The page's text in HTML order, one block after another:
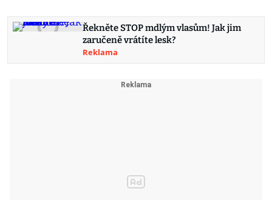
Řekněte STOP mdlým vlasům! Jak jim
zaručeně vrátíte lesk?
Reklama